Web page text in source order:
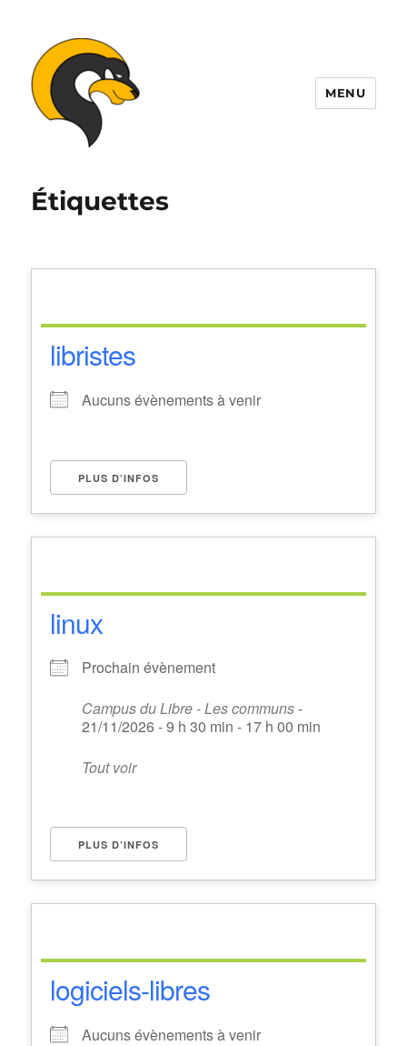
MENU
Étiquettes
libristes
Aucuns évènements à venir
PLUS D’INFOS
linux
Prochain évènement
Campus du Libre - Les communs-
21/11/2026 - 9 h 30 min - 17 h 00 min
Tout voir
PLUS D’INFOS
logiciels-libres
Aucuns évènements à venir